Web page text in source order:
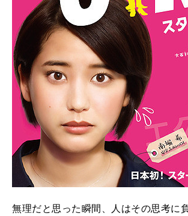
無理だと思った瞬間、人はその思考に